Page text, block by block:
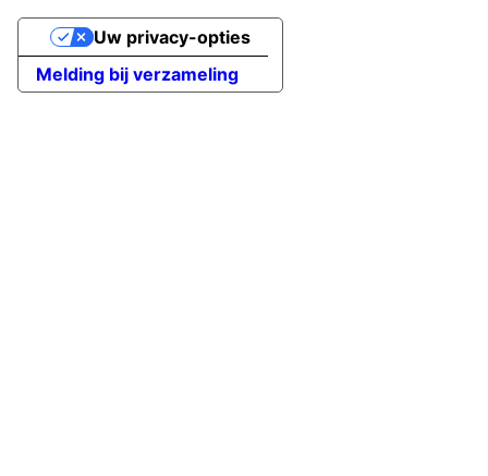
Melding bij verzameling
Uw privacy-opties